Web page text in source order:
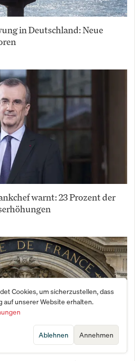
in Deutschland: Neue
warnt: 23 Prozent der
Cookies, um sicherzustellen, dass
auf unserer Website erhalten.
Annehmen
Ablehnen